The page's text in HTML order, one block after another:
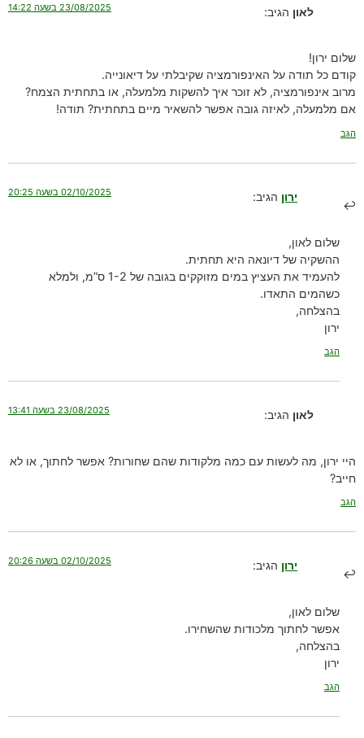
לאון הגיב: 23/08/2025 בשעה 14:22
שלום ירון!
קודם כל תודה על האינפורמציה שקיבלתי על דיאונייה.
מרוב אינפורמציה, לא זוכר איך להשקות מלמעלה, או בתחתית הצמח?
אם מלמעלה, לאיזה גובה אפשר להשאיר מיים בתחתית? תודה!
הגב
ירון הגיב: 02/10/2025 בשעה 20:25
שלום לאון,
ההשקיה של דיונאה היא תחתית.
להעמיד את העציץ במים מזוקקים בגובה של 1-2 ס”מ, ולמלא
כשהמים התאדו.
בהצלחה,
ירון
הגב
לאון הגיב: 23/08/2025 בשעה 13:41
היי ירון, מה לעשות עם כמה מלקודות שהם שחורות? אפשר לחתוך, או לא
חייב?
הגב
ירון הגיב: 02/10/2025 בשעה 20:26
שלום לאון,
אפשר לחתוך מלכודות שהשחירו.
בהצלחה,
ירון
הגב